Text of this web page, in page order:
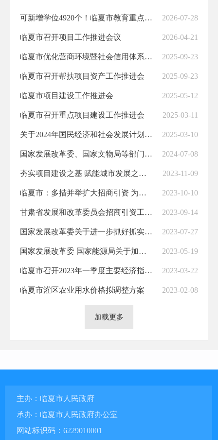
可新增学位4920个！临夏市教育重点建设项目有序提速 2026-07-28
临夏市召开项目工作推进会议 2026-04-21
临夏市优化营商环境暨社会信用体系建设工作推进会召开 2025-09-23
临夏市召开帮扶项目资产工作推进会 2025-09-23
临夏市项目建设工作推进会 2025-05-12
临夏市召开重点项目建设工作推进会 2025-03-11
关于2024年国民经济和社会发展计划执行情况与2025年国民经济和社会发展计划草案的报告（摘要） 2025-03-10
国家发展改革委、国家文物局等部门关于印发《推动文化和旅游领域设备更新实施方案》的通知 2024-07-08
夯实项目建设之基 赋能城市发展之要——临夏市以务实举措跑出项目建设“加速度” 2023-11-09
临夏市：多措并举扩大招商引资 为全市经济社会高质量发展蓄势赋能 2023-10-10
甘肃省发展和改革委员会招商引资工作方案 2023-09-14
国家发展改革委关于进一步抓好抓实促进民间投资工作努力调动民间投资积极性的通知 2023-07-27
国家发展改革委 国家能源局关于加快推进充电基础设施建设 更好支持新能源汽车下乡和乡村振兴的实施意见 2023-05-19
临夏市召开2023年一季度主要经济指标和重点项目调度会 2023-03-22
临夏市灌区农业用水价格拟调整方案 2023-02-08
加载更多
主办：临夏市人民政府
承办：临夏市人民政府办公室
网站标识码：6229010001